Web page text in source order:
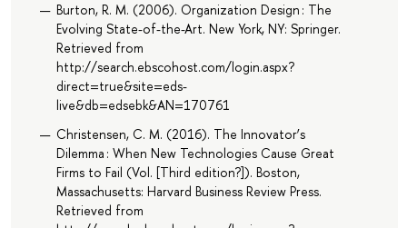
Burton, R. M. (2006). Organization Design : The
Evolving State-of-the-Art. New York, NY: Springer.
Retrieved from
http://search.ebscohost.com/login.aspx?
direct=true&site=eds-
live&db=edsebk&AN=170761
Christensen, C. M. (2016). The Innovator’s
Dilemma : When New Technologies Cause Great
Firms to Fail (Vol. [Third edition?]). Boston,
Massachusetts: Harvard Business Review Press.
Retrieved from